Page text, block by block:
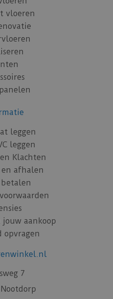
vloeren
leggen
leggen
Klachten
en afhalen
jouw aankoop
opvragen
7
Nootdorp